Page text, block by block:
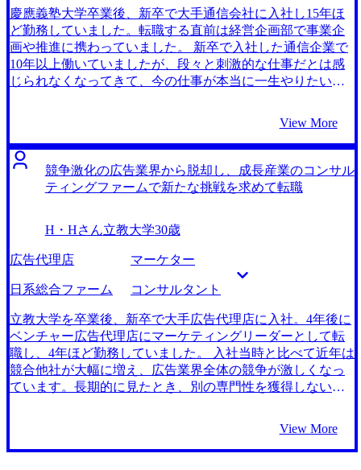
の練習も十分に繰り返しでき、自信を持って臨めたことが
良かったです。 特になしです。とても満足しています。 転
職前は年収800万円、転職後は年収850万円になりました。
どれぐらい長くシンクタンク業界にいるかは未定ですが、
まずはスキルと経験を身につけて、前職とは違うシンクタ
慶應義塾大学卒業後、新卒で大手通信会社に入社し15年ほ
ど勤務していました。転職する直前は経営企画部で事業企
画や推進に携わっていました。 新卒で入社した通信企業で
10年以上働いていましたが、段々と刺激的な仕事だとは感
じられなくなってきて、今の仕事が本当に一生やりたい仕
ラストチャンスだと思ったので、思い切って転職しようと
決断しました。 所帯を持っていることもあり、少なくとも
給料は下げたくないという思いがありました。その希望が
実現でき、かつ業界未経験でも入れそうなところをリサー
卒の色が強くなく、中途割合の多い会社がいいとも思って
おり、中途採用の割合が高いコンサルティングファームを
中心に転職先を考え始めました。 5社です。 MyVisionの藤
田さんはNTTで勤務経験があったので、私が在籍している
通信業界の業務内容や転職しない場合のキャリア、今後の
年収推移についてかなり正確に把握してくれていたので自
分の置かれている状況を理解してくれているという安心感
がありました。 そのうえで「それと比較して、コンサルテ
ィングファームは」という比較を前提に話を進めてくれた
ので、非常にわかりやすかったです。コンサルティングフ
きたいと強く思いました。 アクションプランを切って、選
考対策や志望理由作成はいつまでにやりましょうと細かく
View More
競争激化の広告業界から脱却し、成長産業のコンサル
ティングファームで新たな挑戦を求めて転職
H・Hさん立教大学30歳
広告代理店 マーケター
日系総合ファーム コンサルタント
立教大学を卒業後、新卒で大手広告代理店に入社。4年後に
ベンチャー広告代理店にマーケティングリーダーとして転
職し、4年ほど勤務していました。 入社当時と比べて近年は
競合他社が大幅に増え、広告業界全体の競争が激しくなっ
ています。長期的に見たとき、別の専門性を獲得しないと
ファームは成長産業であり、かつプロジェクトを通じて新
たな専門性を獲得できるという印象を受けたため、今の自
View More